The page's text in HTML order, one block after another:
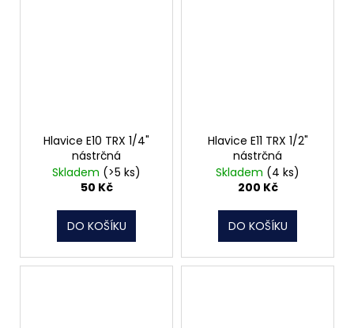
Hlavice E10 TRX 1/4"
nástrčná
Skladem (>5 ks)
50 Kč
DO KOŠÍKU
Hlavice E11 TRX 1/2"
nástrčná
Skladem (4 ks)
200 Kč
DO KOŠÍKU